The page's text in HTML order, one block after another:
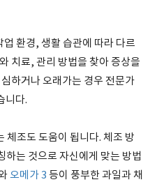
환경, 생활 습관에 따라 다르
치료, 관리 방법을 찾아 증상을
하거나 오래가는 경우 전문가
니다.
체조도 도움이 됩니다. 체조 방
하는 것으로 자신에게 맞는 방법
오메가 3 등이 풍부한 과일과 채